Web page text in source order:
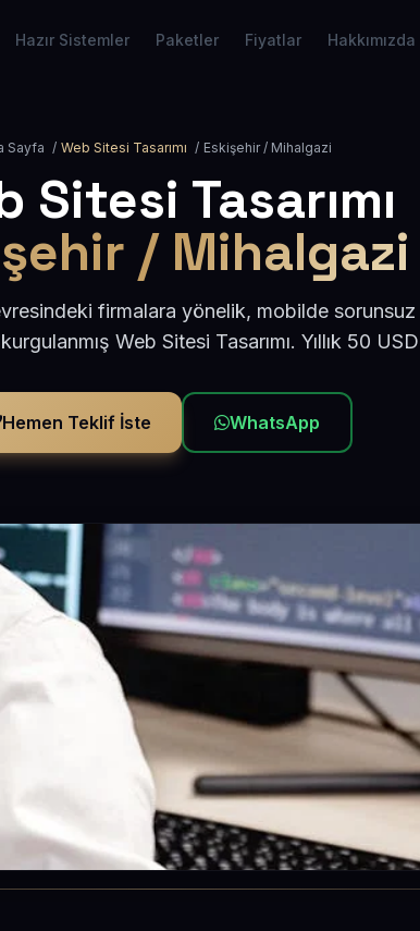
Hazır Sistemler Paketler Fiyatlar Hakkımızda
Sayfa / Web Sitesi Tasarımı / Eskişehir / Mihalgazi
Sitesi Tasarımı
/ Mihalgazi
firmalara yönelik, mobilde sorunsuz
Web Sitesi Tasarımı. Yıllık 50
Hemen Teklif İste WhatsApp